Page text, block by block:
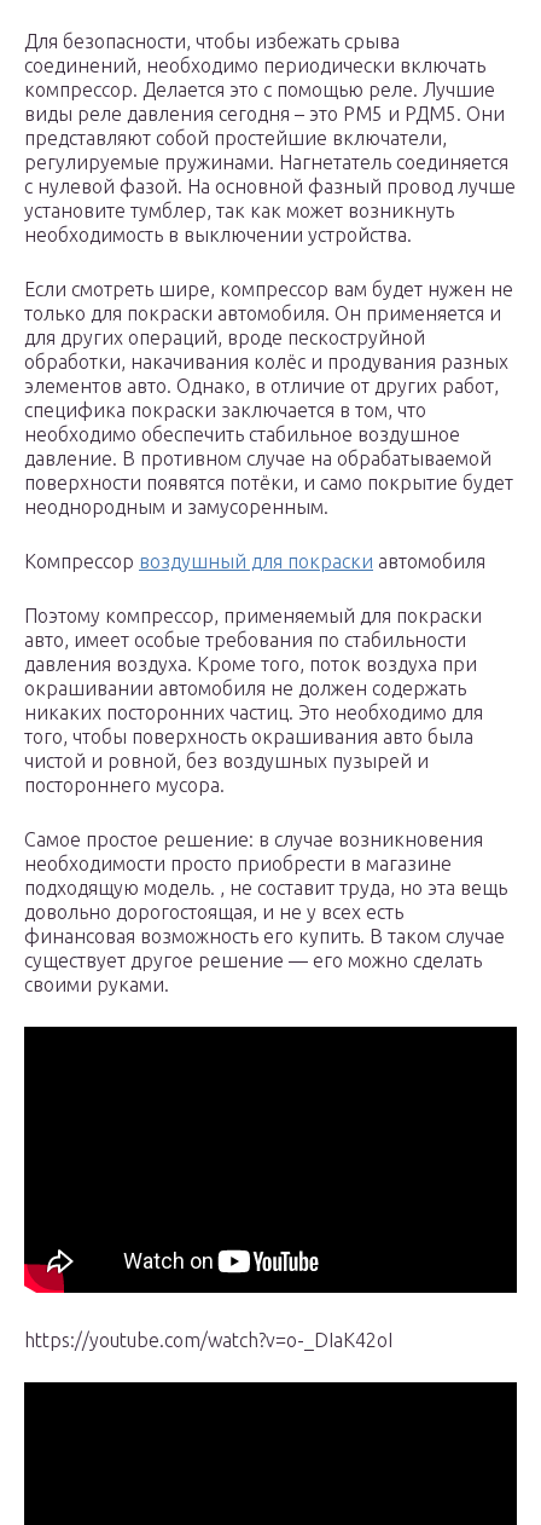
Для безопасности, чтобы избежать срыва
соединений, необходимо периодически включать
компрессор. Делается это с помощью реле. Лучшие
виды реле давления сегодня – это РМ5 и РДМ5. Они
представляют собой простейшие включатели,
регулируемые пружинами. Нагнетатель соединяется
с нулевой фазой. На основной фазный провод лучше
установите тумблер, так как может возникнуть
необходимость в выключении устройства.
Если смотреть шире, компрессор вам будет нужен не
только для покраски автомобиля. Он применяется и
для других операций, вроде пескоструйной
обработки, накачивания колёс и продувания разных
элементов авто. Однако, в отличие от других работ,
специфика покраски заключается в том, что
необходимо обеспечить стабильное воздушное
давление. В противном случае на обрабатываемой
поверхности появятся потёки, и само покрытие будет
неоднородным и замусоренным.
Компрессор воздушный для покраски автомобиля
Поэтому компрессор, применяемый для покраски
авто, имеет особые требования по стабильности
давления воздуха. Кроме того, поток воздуха при
окрашивании автомобиля не должен содержать
никаких посторонних частиц. Это необходимо для
того, чтобы поверхность окрашивания авто была
чистой и ровной, без воздушных пузырей и
постороннего мусора.
Самое простое решение: в случае возникновения
необходимости просто приобрести в магазине
подходящую модель. , не составит труда, но эта вещь
довольно дорогостоящая, и не у всех есть
финансовая возможность его купить. В таком случае
существует другое решение — его можно сделать
своими руками.
https://youtube.com/watch?v=o-_DIaK42oI